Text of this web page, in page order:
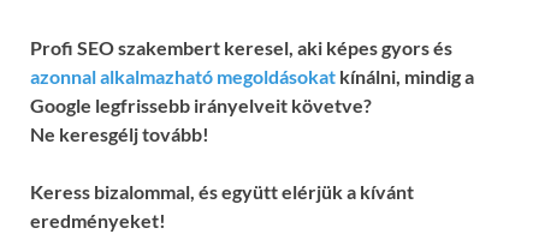
Profi SEO szakembert keresel, aki képes gyors és
azonnal alkalmazható megoldásokat kínálni, mindig a
Google legfrissebb irányelveit követve?
Ne keresgélj tovább!
Keress bizalommal, és együtt elérjük a kívánt
eredményeket!